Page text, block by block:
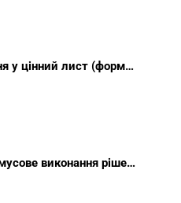
Опис вкладення у цінний лист (форма 107) + інструкція відправлення цінного листа з описом вкладення
Заява про примусове виконання рішення (зразок, шаблон 2025 року)